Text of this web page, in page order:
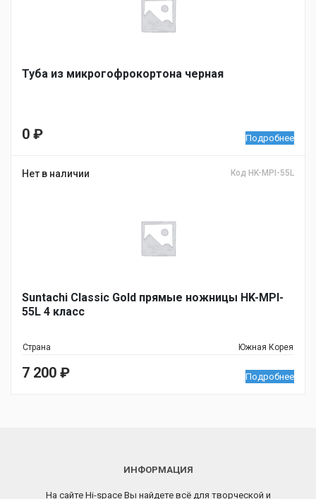
Туба из микрогофрокортона черная
0 ₽ Подробнее
Нет в наличии Код HK-MPI-55L
Suntachi Classic Gold прямые ножницы HK-MPI-
55L 4 класс
Страна Южная Корея
7 200 ₽ Подробнее
ИНФОРМАЦИЯ
На сайте Hi-space Вы найдете всё для творческой и